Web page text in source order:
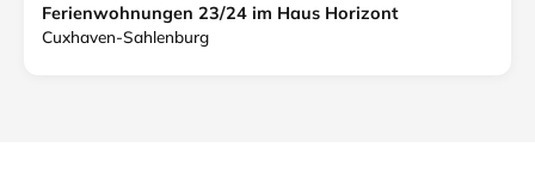
Ferienwohnungen 23/24 im Haus Horizont
Cuxhaven-Sahlenburg